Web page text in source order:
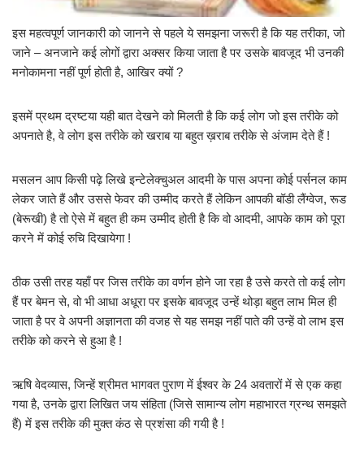
इस महत्वपूर्ण जानकारी को जानने से पहले ये समझना जरूरी है कि यह तरीका, जो
जाने – अनजाने कई लोगों द्वारा अक्सर किया जाता है पर उसके बावजूद भी उनकी
मनोकामना नहीं पूर्ण होती है, आखिर क्यों ?
इसमें प्रथम द्रष्टया यही बात देखने को मिलती है कि कई लोग जो इस तरीके को
अपनाते है, वे लोग इस तरीके को खराब या बहुत ख़राब तरीके से अंजाम देते हैं !
मसलन आप किसी पढ़े लिखे इन्टेलेक्चुअल आदमी के पास अपना कोई पर्सनल काम
लेकर जाते हैं और उससे फेवर की उम्मीद करते हैं लेकिन आपकी बॉडी लैंग्वेज, रूड
(बेरूखी) है तो ऐसे में बहुत ही कम उम्मीद होती है कि वो आदमी, आपके काम को पूरा
करने में कोई रुचि दिखायेगा !
ठीक उसी तरह यहाँ पर जिस तरीके का वर्णन होने जा रहा है उसे करते तो कई लोग
हैं पर बेमन से, वो भी आधा अधूरा पर इसके बावजूद उन्हें थोड़ा बहुत लाभ मिल ही
जाता है पर वे अपनी अज्ञानता की वजह से यह समझ नहीं पाते की उन्हें वो लाभ इस
तरीके को करने से हुआ है !
ऋषि वेदव्यास, जिन्हें श्रीमत भागवत पुराण में ईश्वर के 24 अवतारों में से एक कहा
गया है, उनके द्वारा लिखित जय संहिता (जिसे सामान्य लोग महाभारत ग्रन्थ समझते
हैं) में इस तरीके की मुक्त कंठ से प्रशंसा की गयी है !